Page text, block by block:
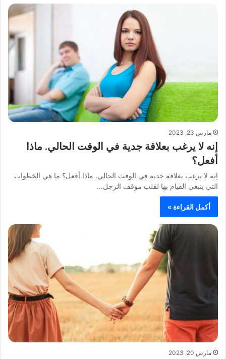
مارس 23, 2023
إنه لا يرغب بعلاقة جدية في الوقت الحالي. ماذا
أفعل؟
إنه لا يرغب بعلاقة جدية في الوقت الحالي. ماذا أفعل؟ ما هي الخطوات
التي ينبغي القيام بها لقلب موقف الرجل…
أكمل القراءة »
مارس 20, 2023